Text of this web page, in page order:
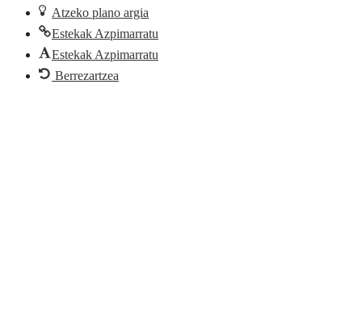
Atzeko plano argia
Estekak Azpimarratu
Estekak Azpimarratu
Berrezartzea